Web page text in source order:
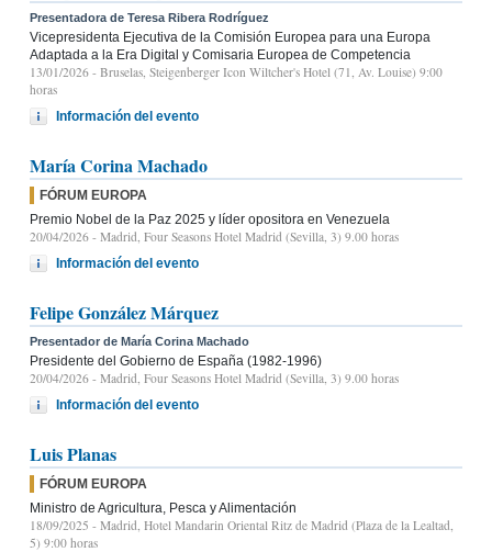
Presentadora de Teresa Ribera Rodríguez
Vicepresidenta Ejecutiva de la Comisión Europea para una Europa
Adaptada a la Era Digital y Comisaria Europea de Competencia
13/01/2026 - Bruselas, Steigenberger Icon Wiltcher's Hotel (71, Av. Louise) 9:00
horas
Información del evento
María Corina Machado
FÓRUM EUROPA
Premio Nobel de la Paz 2025 y líder opositora en Venezuela
20/04/2026 - Madrid, Four Seasons Hotel Madrid (Sevilla, 3) 9.00 horas
Información del evento
Felipe González Márquez
Presentador de María Corina Machado
Presidente del Gobierno de España (1982-1996)
20/04/2026 - Madrid, Four Seasons Hotel Madrid (Sevilla, 3) 9.00 horas
Información del evento
Luis Planas
FÓRUM EUROPA
Ministro de Agricultura, Pesca y Alimentación
18/09/2025 - Madrid, Hotel Mandarin Oriental Ritz de Madrid (Plaza de la Lealtad,
5) 9:00 horas